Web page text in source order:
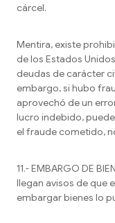
cárcel.
Mentira, existe
de los Estados
deudas de carácter
embargo, si hubo
aprovechó de un
lucro indebido,
el fraude cometido,
11.- EMBARGO DE
llegan avisos de que
embargar bienes lo